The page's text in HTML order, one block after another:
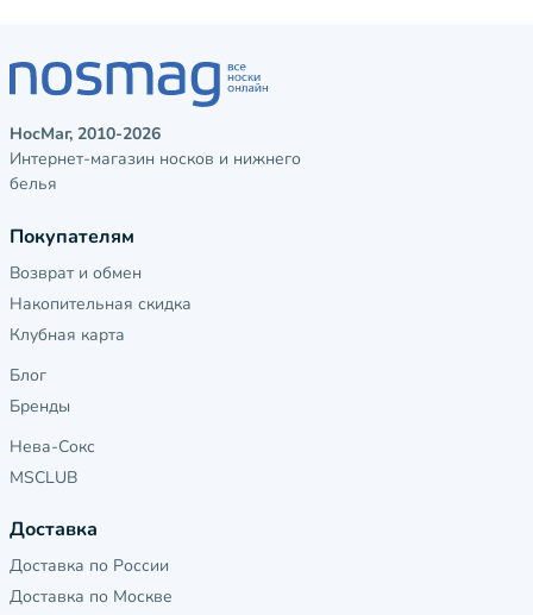
НосМаг, 2010-2026
Интернет-магазин носков и нижнего
белья
Покупателям
Возврат и обмен
Накопительная скидка
Клубная карта
Блог
Бренды
Нева-Сокс
MSCLUB
Доставка
Доставка по России
Доставка по Москве